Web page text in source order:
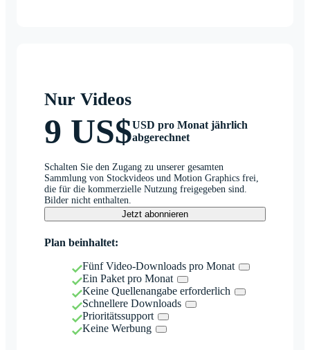
Nur Videos
9 US$USD pro Monat jährlich
abgerechnet
Schalten Sie den Zugang zu unserer gesamten
Sammlung von Stockvideos und Motion Graphics frei,
die für die kommerzielle Nutzung freigegeben sind.
Bilder nicht enthalten.
Jetzt abonnieren
Plan beinhaltet:
Fünf Video-Downloads pro Monat
Ein Paket pro Monat
Keine Quellenangabe erforderlich
Schnellere Downloads
Prioritätssupport
Keine Werbung